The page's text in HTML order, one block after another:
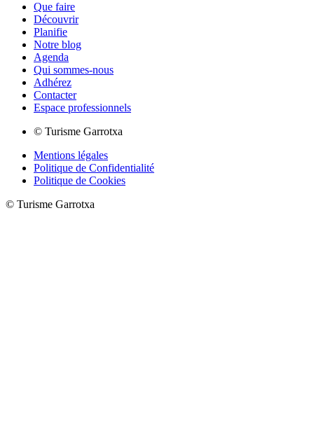
Que faire
Découvrir
Planifie
Notre blog
Agenda
Qui sommes-nous
Adhérez
Contacter
Espace professionnels
© Turisme Garrotxa
Mentions légales
Politique de Confidentialité
Politique de Cookies
© Turisme Garrotxa